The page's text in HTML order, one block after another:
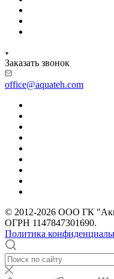
Заказать звонок
office@aquateh.com
© 2012-2026 ООО ГК
ОГРН 1147847301690.
Политика